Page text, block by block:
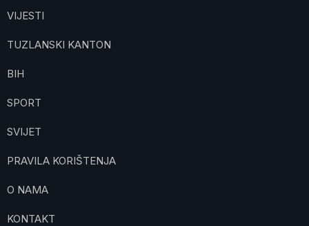
VIJESTI
TUZLANSKI KANTON
BIH
SPORT
SVIJET
PRAVILA KORIŠTENJA
O NAMA
KONTAKT